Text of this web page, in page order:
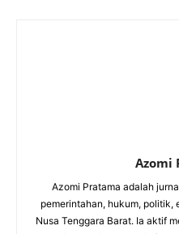
Azomi
Azomi Pratama adalah
pemerintahan, hukum, politik,
Nusa Tenggara Barat. Ia aktif